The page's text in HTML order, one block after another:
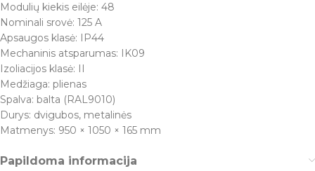
Modulių kiekis eilėje: 48
Nominali srovė: 125 A
Apsaugos klasė: IP44
Mechaninis atsparumas: IK09
Izoliacijos klasė: II
Medžiaga: plienas
Spalva: balta (RAL9010)
Durys: dvigubos, metalinės
Matmenys: 950 × 1050 × 165 mm
Papildoma informacija